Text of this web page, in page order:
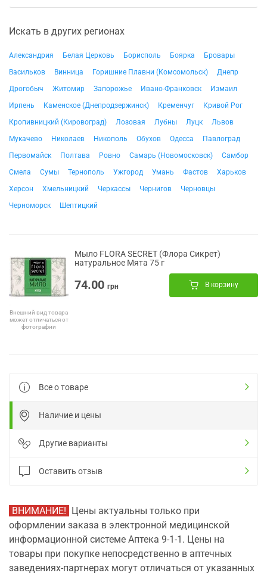
Искать в других регионах
Александрия Белая Церковь Борисполь Боярка
Бровары
Васильков
Винница Горишние Плавни (Комсомольск)
Днепр
Дрогобыч
Житомир Запорожье Ивано-Франковск
Измаил
Ирпень
Каменское (Днепродзержинск) Кременчуг
Кривой Рог
Кропивницкий (Кировоград)
Лозовая Лубны Луцк
Львов
Мукачево
Николаев Никополь Обухов Одесса
Павлоград
Первомайск
Полтава Ровно Самарь (Новомосковск)
Самбор
Смела
Сумы Тернополь Ужгород Умань Фастов
Харьков
Херсон
Хмельницкий Черкассы Чернигов
Черновцы
Черноморск
Шептицкий
Внешний вид товара
может отличаться от
фотографии
Мыло FLORA SECRET (Флора Сикрет)
натуральное Мята 75 г
74.00 грн В корзину
Все о товаре
Наличие и цены
Другие варианты
Оставить отзыв
ВНИМАНИЕ! Цены актуальны только при
оформлении заказа в электронной медицинской
информационной системе Аптека 9-1-1. Цены на
товары при покупке непосредственно в аптечных
заведениях-партнерах могут отличаться от указанных